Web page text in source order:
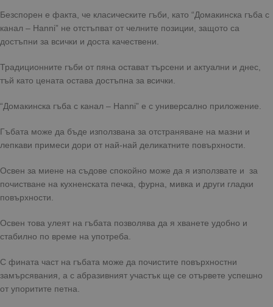
Безспорен е факта, че класическите гъби, като “Домакинска гъба с
канал – Hanni” не отстъпват от челните позиции, защото са
достъпни за всички и доста качествени.
Традиционните гъби от пяна остават търсени и актуални и днес,
тъй като цената остава достъпна за всички.
“Домакинска гъба с канал – Hanni” е с универсално приложение.
Гъбата може да бъде използвана за отстраняване на мазни и
лепкави примеси дори от най-най деликатните повърхности.
Освен за миене на съдове спокойно може да я използвате и за
почистване на кухненската печка, фурна, мивка и други гладки
повърхности.
Освен това улеят на гъбата позволява да я хванете удобно и
стабилно по време на употреба.
С фината част на гъбата може да почистите повърхностни
замърсявания, а с абразивният участък ще се отървете успешно
от упоритите петна.